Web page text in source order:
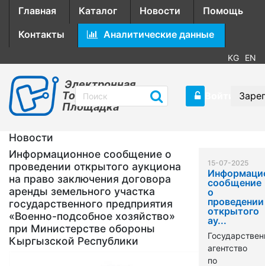
Главная Каталог Новости
Помощь
Контакты
Аналитические данные
KG EN
Электронная
Торговая
Площадка
Новости
Информационное сообщение о
проведении открытого аукциона
на право заключения договора
аренды земельного участка
государственного предприятия
«Военно-подсобное хозяйство»
при Министерстве обороны
Кыргызской Республики
15-07-2025
сообщение
о
проведении
открытого
ау...
агентство
по